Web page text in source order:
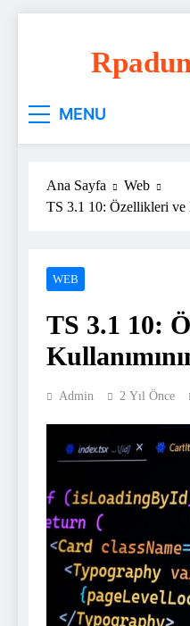
Çözümleri!
MENU
Ana Sayfa
Web
TS 3.1 10: Özellikleri ve
WEB
TS 3.1 10:
Admin 2 Yıl Önce